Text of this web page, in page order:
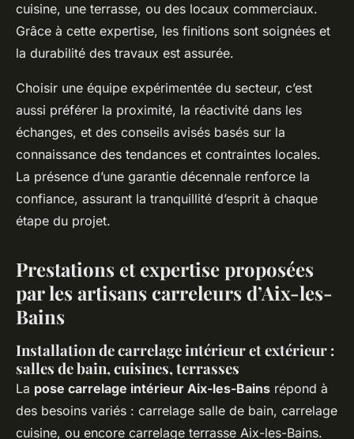
cuisine, une terrasse, ou des locaux commerciaux.
Grâce à cette expertise, les finitions sont soignées et
la durabilité des travaux est assurée.
Choisir une équipe expérimentée du secteur, c’est
aussi préférer la proximité, la réactivité dans les
échanges, et des conseils avisés basés sur la
connaissance des tendances et contraintes locales.
La présence d’une garantie décennale renforce la
confiance, assurant la tranquillité d’esprit à chaque
étape du projet.
Prestations et expertise proposées
par les artisans carreleurs d’Aix-les-
Bains
Installation de carrelage intérieur et extérieur :
salles de bain, cuisines, terrasses
La pose carrelage intérieur Aix-les-Bains répond à
des besoins variés : carrelage salle de bain, carrelage
cuisine, ou encore carrelage terrasse Aix-les-Bains.